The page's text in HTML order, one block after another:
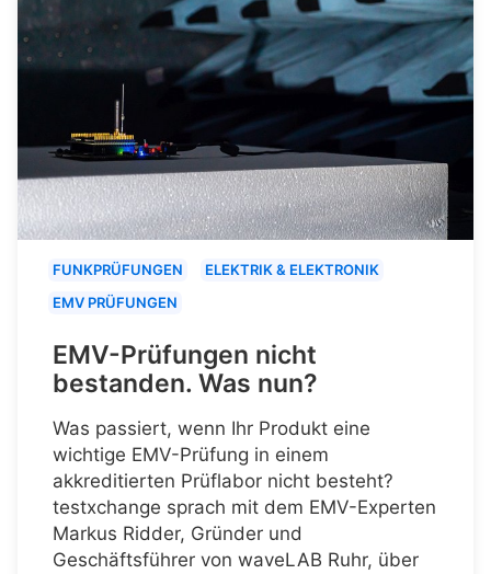
FUNKPRÜFUNGEN
ELEKTRIK & ELEKTRONIK
EMV PRÜFUNGEN
EMV-Prüfungen nicht
bestanden. Was nun?
Was passiert, wenn Ihr Produkt eine
wichtige EMV-Prüfung in einem
akkreditierten Prüflabor nicht besteht?
testxchange sprach mit dem EMV-Experten
Markus Ridder, Gründer und
Geschäftsführer von waveLAB Ruhr, über